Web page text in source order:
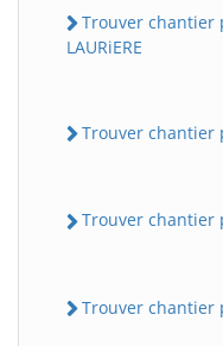
Trouver chantier
LAURiERE
Trouver chantier
Trouver chantier
Trouver chantier